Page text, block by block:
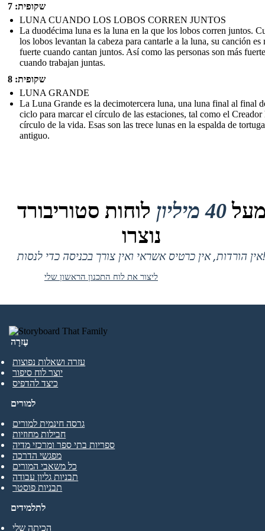
שקופית: 7
LUNA CUANDO LOS LOBOS CORREN JUNTOS
La duodécima luna es la luna en la que los lobos corren juntos.
los lobos levantan la cabeza para cantarle a la luna, su canción es
fuerte cuando cantan juntos. Así como las personas son más
cuando trabajan juntas.
שקופית: 8
LUNA GRANDE
La Luna Grande es la decimotercera luna, una luna final al final
ciclo para marcar el círculo de las estaciones, tal como el Creador
círculo de la vida. Esas son las trece lunas en la espalda de tortuga
antiguo.
40 מיליון
לוחות סטוריבורד
נוצרו
אין הורדות, אין כרטיס אשראי ואין צורך בכניסה כדי לנסות!
ליצור את לוח התכנון הראשון שלי
עֶזרָה
עזרה ושאלות נפוצות
יוצר לוח סיפור
כיצד להדפיס
לתלמידים
הכיתה שלי
למורים
גרסה חינמית למורים
חבילות מחוזיות
ספריות בתי ספר ומרכזי מדיה
מפגשי הדרכה
כל משאבי המורים
תבניות גליון עבודה
תבניות פוסטר